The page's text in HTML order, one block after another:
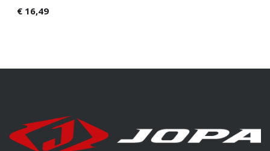
€ 16,49